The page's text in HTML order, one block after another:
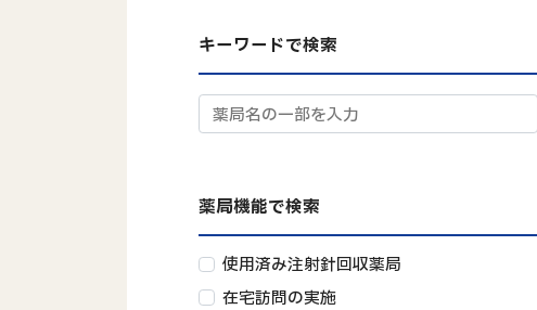
キーワードで検索
薬局機能で検索
使用済み注射針回収薬局
在宅訪問の実施